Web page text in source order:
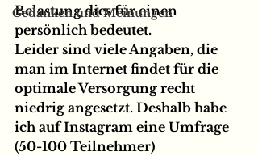
Gedanken und Meinungen
Belastung dies für einen
persönlich bedeutet.
Leider sind viele Angaben, die
man im Internet findet für die
optimale Versorgung recht
niedrig angesetzt. Deshalb habe
ich auf Instagram eine Umfrage
(50-100 Teilnehmer)